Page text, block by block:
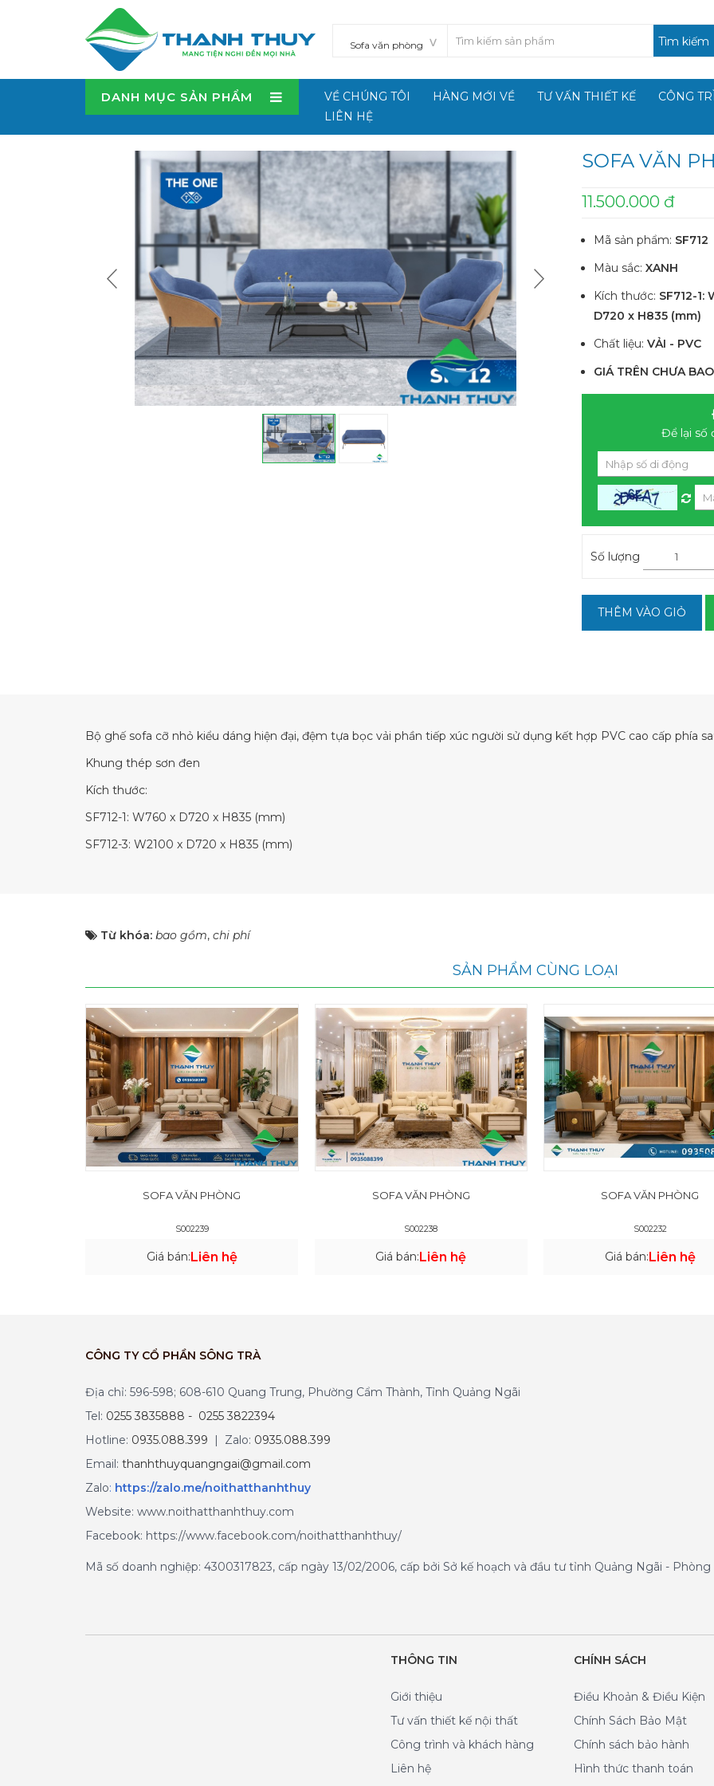
Tìm kiếm
DANH MỤC SẢN PHẨM VỀ CHÚNG TÔI HÀNG MỚI VỀ TƯ VẤN THIẾT KẾ
CÔNG
LIÊN HỆ
SOFA VĂN
11.500.000 đ
Mã sản phẩm: SF712
Màu sắc: XANH
Kích thước: SF712-1:
D720 x H835 (mm)
Chất liệu: VẢI - PVC
GIÁ TRÊN CHƯA
Để lại số
Số lượng
THÊM VÀO GIỎ
Bộ ghế sofa cỡ nhỏ kiểu dáng hiện đại, đệm tựa bọc vải phần tiếp xúc người sử dụng kết hợp PVC cao cấp phía
Khung thép sơn đen
Kích thước:
SF712-1: W760 x D720 x H835 (mm)
SF712-3: W2100 x D720 x H835 (mm)
Từ khóa: bao gồm, chi phí
SẢN PHẨM CÙNG LOẠI
SOFA VĂN PHÒNG
S002239
Giá bán:Liên hệ
SOFA VĂN PHÒNG
S002238
Giá bán:Liên hệ
SOFA VĂN PHÒNG
S002232
Giá bán:Liên hệ
CÔNG TY CỔ PHẦN SÔNG TRÀ
Địa chỉ: 596-598; 608-610 Quang Trung, Phường Cẩm Thành, Tỉnh Quảng Ngãi
Tel: 0255 3835888 - 0255 3822394
Hotline: 0935.088.399 | Zalo: 0935.088.399
Email: thanhthuyquangngai@gmail.com
Zalo: https://zalo.me/noithatthanhthuy
Website: www.noithatthanhthuy.com
Facebook: https://www.facebook.com/noithatthanhthuy/
Mã số doanh nghiệp: 4300317823, cấp ngày 13/02/2006, cấp bởi Sở kế hoạch và đầu tư tỉnh Quảng Ngãi -
THÔNG TIN
Giới thiệu
Tư vấn thiết kế nội thất
Công trình và khách hàng
Liên hệ
CHÍNH SÁCH
Điều Khoản & Điều Kiện
Chính Sách Bảo Mật
Chính sách bảo hành
Hình thức thanh toán